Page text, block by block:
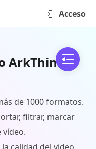
Acceso
ArkThinker
de 1000 formatos.
filtrar, marcar
vídeo.